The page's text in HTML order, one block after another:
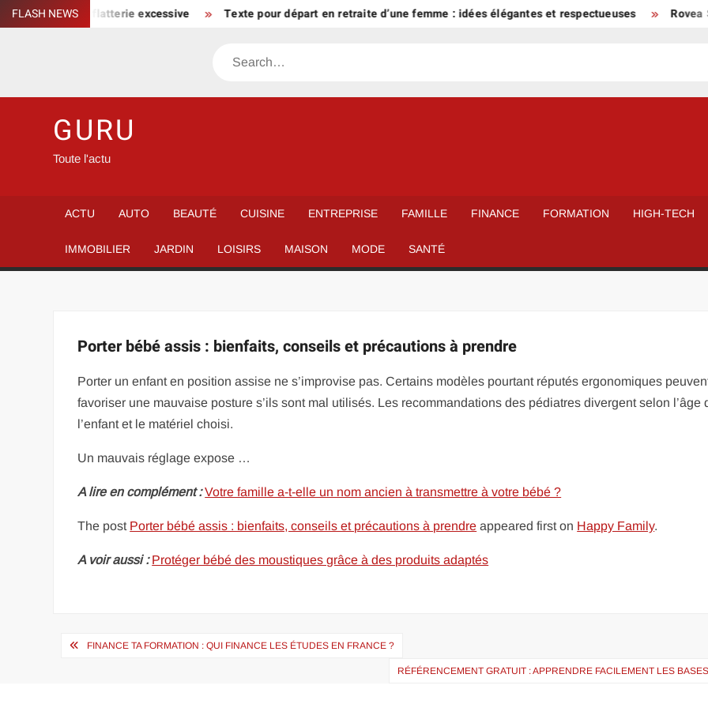
Skip
to
FLASH NEWS
parcours sans flatterie excessive Texte pour départ en retraite d’une femme : idées élégantes et respectueuses Rovea
Search
GURU
Toute l'actu
ACTU AUTO BEAUTÉ CUISINE ENTREPRISE FAMILLE FINANCE FORMATION HIGH-TECH
IMMOBILIER JARDIN LOISIRS MAISON MODE SANTÉ
Porter bébé assis : bienfaits, conseils et précautions à prendre
Porter un enfant en position assise ne s’improvise pas. Certains modèles pourtant réputés ergonomiques
favoriser une mauvaise posture s’ils sont mal utilisés. Les recommandations des pédiatres divergent selon l’âge
l’enfant et le matériel choisi.
Un mauvais réglage expose …
A lire en complément : Votre famille a-t-elle un nom ancien à transmettre à votre bébé ?
The post Porter bébé assis : bienfaits, conseils et précautions à prendre appeared first on Happy Family.
A voir aussi : Protéger bébé des moustiques grâce à des produits adaptés
Navigation
FINANCE TA FORMATION : QUI FINANCE LES ÉTUDES EN FRANCE ?
RÉFÉRENCEMENT GRATUIT : APPRENDRE FACILEMENT LES